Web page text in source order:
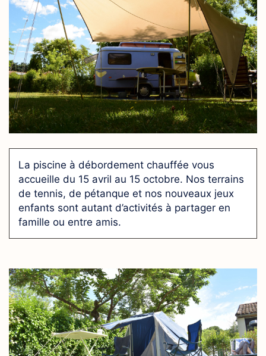
La piscine à débordement chauffée vous
accueille du 15 avril au 15 octobre. Nos terrains
de tennis, de pétanque et nos nouveaux jeux
enfants sont autant d’activités à partager en
famille ou entre amis.